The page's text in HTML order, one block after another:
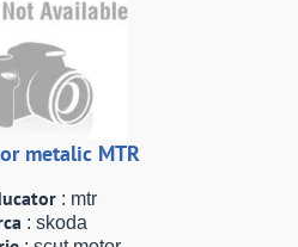
metalic MTR
: mtr
: skoda